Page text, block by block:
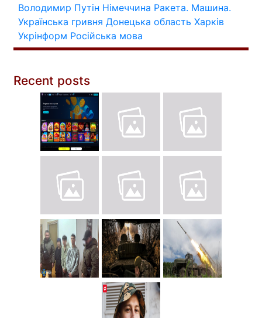
Володимир Путін Німеччина Ракета. Машина.
Українська гривня Донецька область Харків
Укрінформ Російська мова
Recent posts